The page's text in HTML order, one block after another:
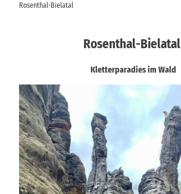
Rosenthal-Bielatal
Rosenthal-Bielatal
Kletterparadies im Wald